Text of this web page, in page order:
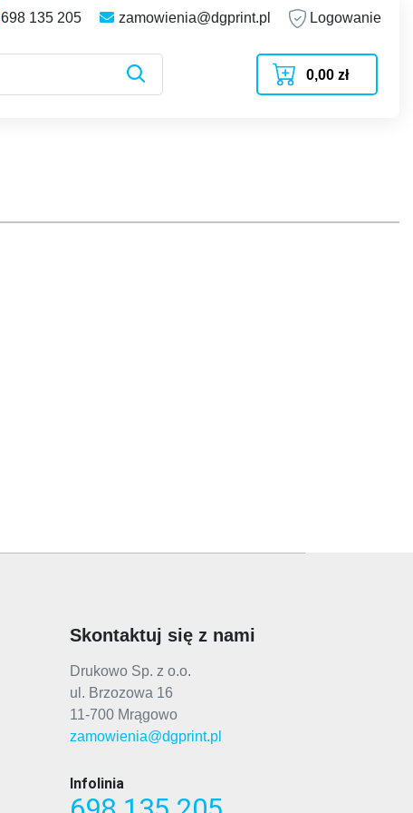
698 135 205 zamowienia@dgprint.pl Logowanie
0,00 zł
Skontaktuj się z nami
Drukowo Sp. z o.o.
ul. Brzozowa 16
11-700 Mrągowo
zamowienia@dgprint.pl
Infolinia